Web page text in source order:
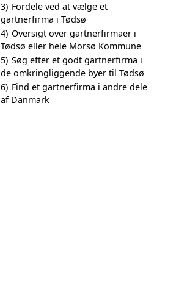
3) Fordele ved at vælge et
gartnerfirma i Tødsø
4) Oversigt over gartnerfirmaer i
Tødsø eller hele Morsø Kommune
5) Søg efter et godt gartnerfirma i
de omkringliggende byer til Tødsø
6) Find et gartnerfirma i andre dele
af Danmark